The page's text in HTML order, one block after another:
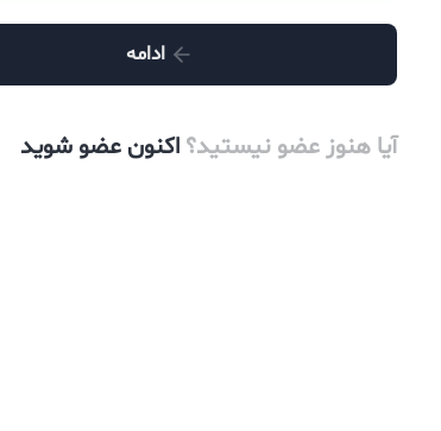
ادامه
آیا هنوز عضو نیستید؟ اکنون عضو شوید